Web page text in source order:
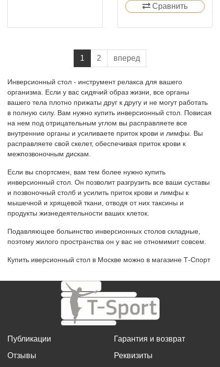
Сравнить
1 2 вперед
Инверсионный стол - инструмент релакса для вашего
организма. Если у вас сидячий образ жизни, все органы
вашего тела плотно прижаты друг к другу и не могут работать
в полную силу. Вам нужно купить инверсионный стол. Повисая
на нем под отрицательным углом вы расправляете все
внутренние органы и усиливаете приток крови и лимфы. Вы
расправляете свой скелет, обеспечивая приток крови к
межпозвоночным дискам.
Если вы спортсмен, вам тем более нужно купить
инверсионный стол. Он позволит разгрузить все ваши суставы
и позвоночный столб и усилить приток крови и лимфы к
мышечной и хрящевой ткани, отводя от них таксины и
продукты жизнедеятельности ваших клеток.
Подавляющее больинство инверсионных столов складные,
поэтому жилого пространства он у вас не отномимит совсем.
Купить иверсионный стол в Москве можно в магазине Т-Спорт
Публикации
Отзывы
Гарантия и возврат
Реквизиты